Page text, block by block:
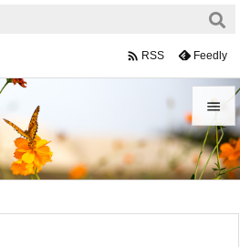


メニュ
 RSS Feedly